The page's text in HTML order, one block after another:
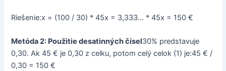
Riešenie:x = (100 / 30) * 45x = 3,333… * 45x = 150 €
Metóda 2: Použitie desatinných čísel30% predstavuje
0,30. Ak 45 € je 0,30 z celku, potom celý celok (1) je:45 € /
0,30 = 150 €